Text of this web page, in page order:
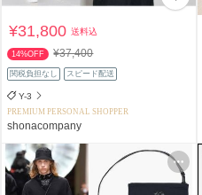
¥31,800送料込
14%OFF ¥37,400
関税負担なし スピード配送
Y-3
PREMIUM PERSONAL SHOPPER
shonacompany